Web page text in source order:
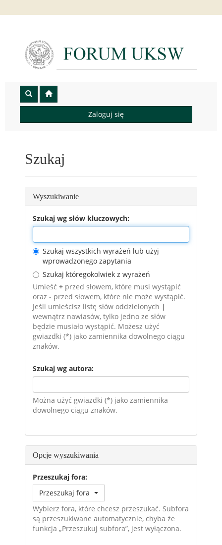
Zaloguj się
Szukaj
Wyszukiwanie
Szukaj wg słów kluczowych:
Szukaj wszystkich wyrażeń lub użyj
wprowadzonego zapytania
Szukaj któregokolwiek z wyrażeń
Umieść + przed słowem, które musi wystąpić
oraz - przed słowem, które nie może wystąpić.
Jeśli umieścisz listę słów oddzielonych |
wewnątrz nawiasów, tylko jedno ze słów
będzie musiało wystąpić. Możesz użyć
gwiazdki (*) jako zamiennika dowolnego ciągu
znaków.
Szukaj wg autora:
Można użyć gwiazdki (*) jako zamiennika
dowolnego ciągu znaków.
Opcje wyszukiwania
Przeszukaj fora:
Przeszukaj fora
Wybierz fora, które chcesz przeszukać. Subfora
są przeszukiwane automatycznie, chyba że
funkcja „Przeszukuj subfora”, jest wyłączona.